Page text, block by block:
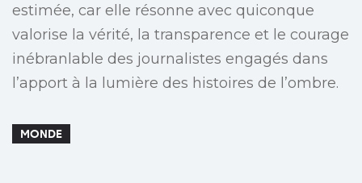
estimée, car elle résonne avec quiconque
valorise la vérité, la transparence et le courage
inébranlable des journalistes engagés dans
l’apport à la lumière des histoires de l’ombre.
MONDE